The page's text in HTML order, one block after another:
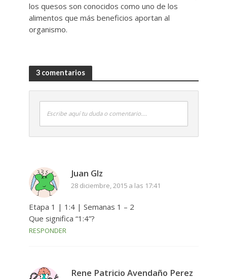
los quesos son conocidos como uno de los
alimentos que más beneficios aportan al
organismo.
3 comentarios
Escribe aquí tu duda o comentario....
Juan Glz
28 diciembre, 2015 a las 17:41
Etapa 1 | 1:4 | Semanas 1 – 2
Que significa “1:4”?
RESPONDER
Rene Patricio Avendaño Perez